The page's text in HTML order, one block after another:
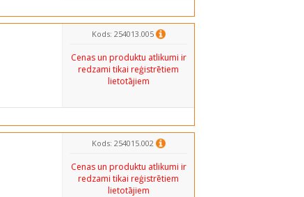
Kods: 254013.005
Cenas un produktu atlikumi ir
redzami tikai reģistrētiem
lietotājiem
Kods: 254015.002
Cenas un produktu atlikumi ir
redzami tikai reģistrētiem
lietotājiem